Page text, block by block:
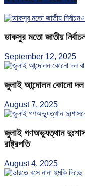
ডাকসুর মতো জাতীয়
September 12, 2025
জুলাই আন্দোলন কোনো দল
August 7, 2025
জুলাই গণঅভ্যুত্থান
রাষ্ট্রপতি
August 4, 2025